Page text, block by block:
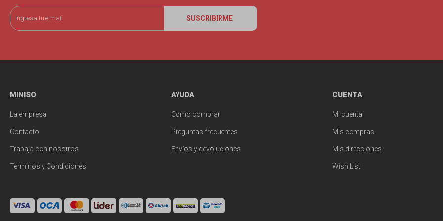
SUSCRIBIRME
MINISO
La empresa
Contacto
Trabaja con nosotros
Terminos y Condiciones
AYUDA
Como comprar
Preguntas frecuentes
Envíos y devoluciones
CUENTA
Mi cuenta
Mis compras
Mis direcciones
Wish List